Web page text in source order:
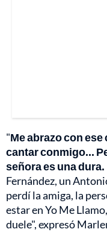
"Me abrazo con
cantar conmigo...
señora es una dura.
Fernández, un
perdí la amiga, la
estar en Yo Me
duele", expresó